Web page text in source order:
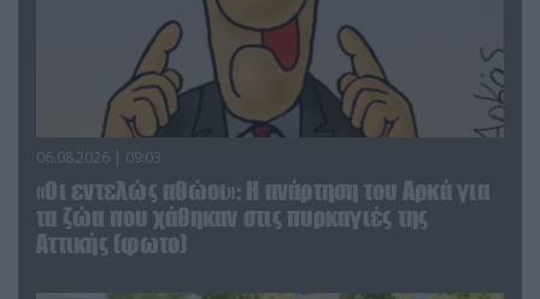
06.08.2026 | 09:03
«Οι εντελώς αθώοι»: Η ανάρτηση του Αρκά για
τα ζώα που χάθηκαν στις πυρκαγιές της
Αττικής (φωτο)